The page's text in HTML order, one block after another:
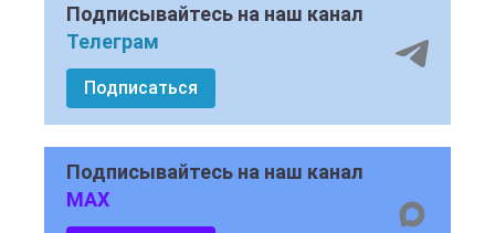
Подписывайтесь на наш канал
Телеграм
Подписаться
Подписывайтесь на наш канал
MAX